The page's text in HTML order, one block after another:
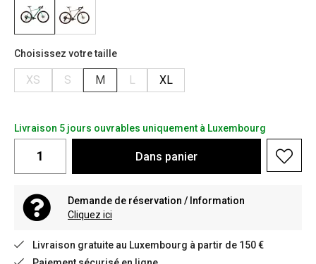
Choisissez votre taille
XS S M L XL
Livraison 5 jours ouvrables uniquement à Luxembourg
Dans panier
Demande de réservation / Information
Cliquez ici
Livraison gratuite au Luxembourg à partir de 150 €